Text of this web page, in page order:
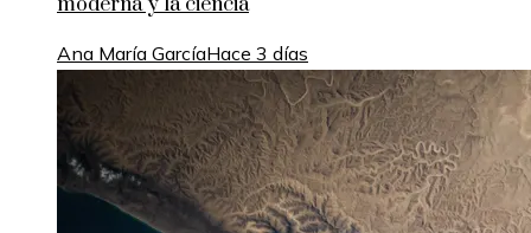
Ana María GarcíaHace 3 días